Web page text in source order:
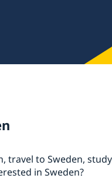
travel to Sweden,
in Sweden?